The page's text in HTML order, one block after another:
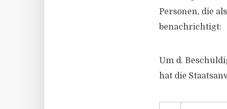
Personen, die
benachrichtigt:
Um d.
hat die